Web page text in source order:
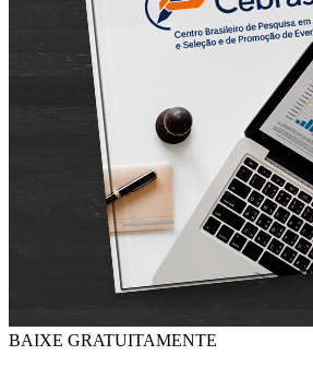
BAIXE GRATUITAMENTE